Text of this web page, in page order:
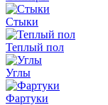
Стыки
Теплый пол
Углы
Фартуки